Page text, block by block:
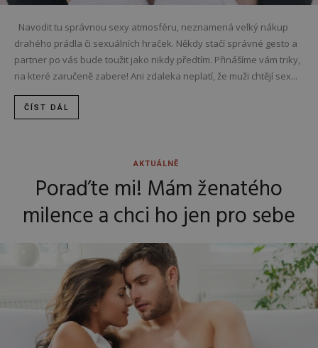
Navodit tu správnou sexy atmosféru, neznamená velký nákup
drahého prádla či sexuálních hraček. Někdy stačí správné gesto a
partner po vás bude toužit jako nikdy předtím. Přinášíme vám triky,
na které zaručeně zabere! Ani zdaleka neplatí, že muži chtějí sex...
ČÍST DÁL
AKTUÁLNĚ
Poraďte mi! Mám ženatého
milence a chci ho jen pro sebe